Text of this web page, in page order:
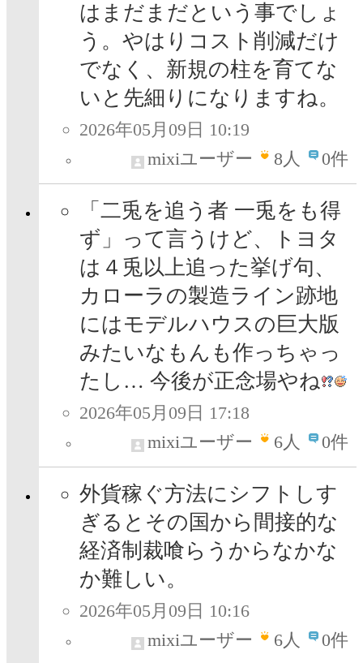
はまだまだという事でしょ
う。やはりコスト削減だけ
でなく、新規の柱を育てな
いと先細りになりますね。
2026年05月09日 10:19
mixiユーザー
8人 0件
「二兎を追う者 一兎をも得
ず」って言うけど、トヨタ
は４兎以上追った挙げ句、
カローラの製造ライン跡地
にはモデルハウスの巨大版
みたいなもんも作っちゃっ
たし… 今後が正念場やね
2026年05月09日 17:18
mixiユーザー
6人 0件
外貨稼ぐ方法にシフトしす
ぎるとその国から間接的な
経済制裁喰らうからなかな
か難しい。
2026年05月09日 10:16
mixiユーザー
6人 0件